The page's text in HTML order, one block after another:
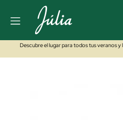
Descubre el lugar para todos tus veranos